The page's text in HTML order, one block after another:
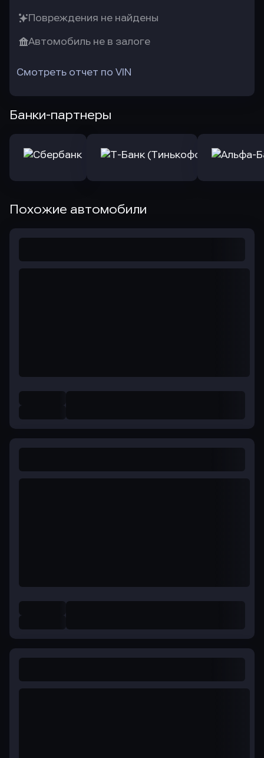
Повреждения не найдены
Автомобиль не в залоге
Смотреть отчет по VIN
Банки-партнеры
Похожие автомобили